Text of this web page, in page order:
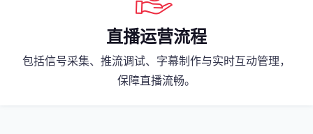
直播运营流程
包括信号采集、推流调试、字幕制作与实时互动管理，
保障直播流畅。